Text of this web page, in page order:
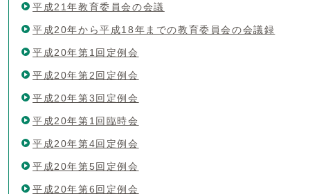
平成21年教育委員会の会議
平成20年から平成18年までの教育委員会の会議録
平成20年第1回定例会
平成20年第2回定例会
平成20年第3回定例会
平成20年第1回臨時会
平成20年第4回定例会
平成20年第5回定例会
平成20年第6回定例会